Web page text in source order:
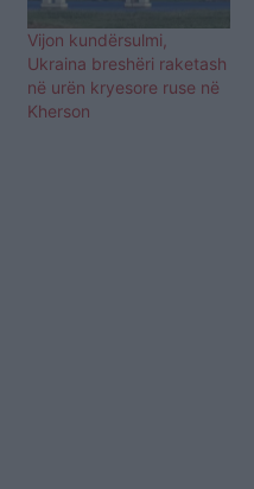
Vijon kundërsulmi,
Ukraina breshëri raketash
në urën kryesore ruse në
Kherson